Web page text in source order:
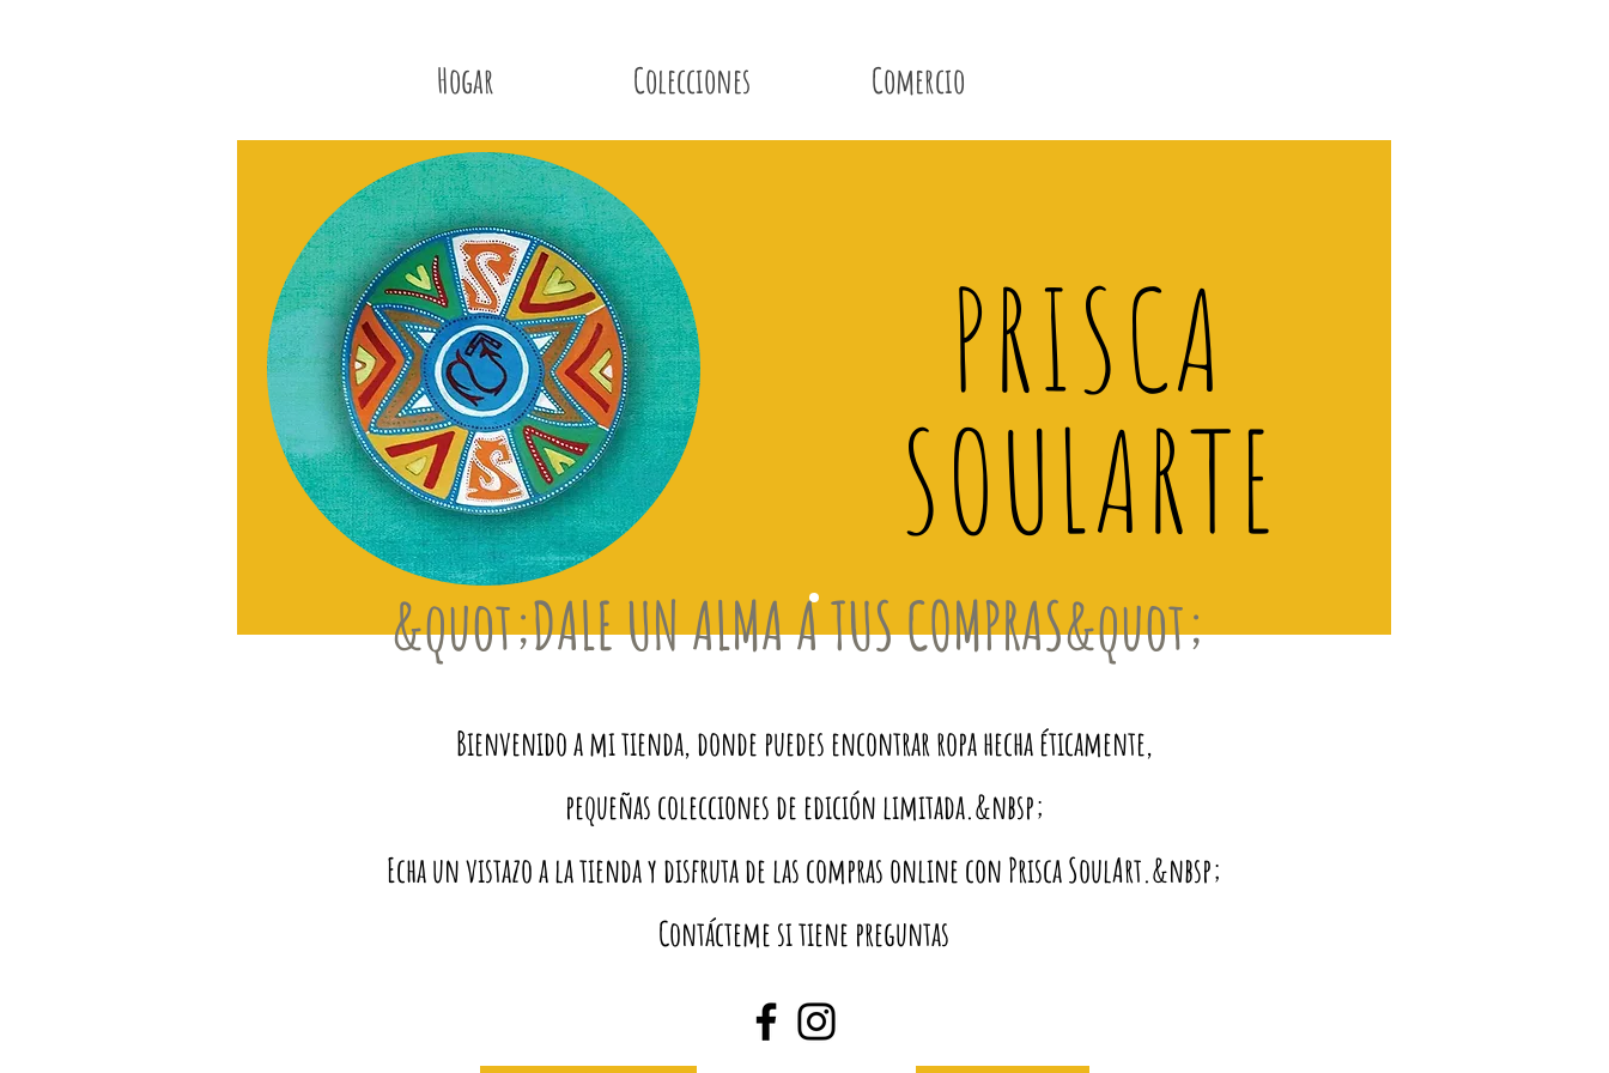
Hogar Colecciones Comercio
PRISCA
SOULARTE
&quot;DALE UN ALMA A TUS COMPRAS&quot;
Bienvenido a mi tienda, donde puedes encontrar ropa hecha éticamente,
pequeñas colecciones de edición limitada.&nbsp;
Echa un vistazo a la tienda y disfruta de las compras online con Prisca SoulArt.&nbsp;
Contácteme si tiene preguntas